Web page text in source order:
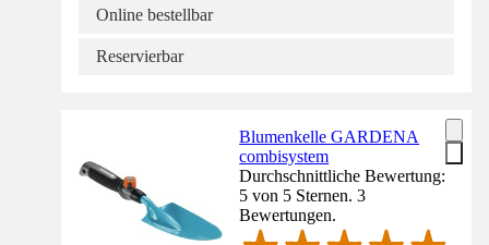
Online bestellbar
Reservierbar
Blumenkelle GARDENA
combisystem
Durchschnittliche Bewertung:
5 von 5 Sternen. 3
Bewertungen.